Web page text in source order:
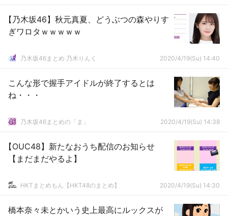
【乃木坂46】秋元真夏、どうぶつの森やりす
ぎワロタｗｗｗｗｗ
乃木坂46まとめ 乃木りんく 2020/4/19(Su) 14:40
こんな形で握手アイドルが終了するとは
ね・・・
乃木坂46まとめの「ま」 2020/4/19(Su) 14:38
【OUC48】新たなおうち配信のお知らせ
【まだまだやるよ】
HKTまとめもん【HKT48のまとめ】 2020/4/19(Su) 14:30
橋本奈々未とかいう史上最高にルックスが